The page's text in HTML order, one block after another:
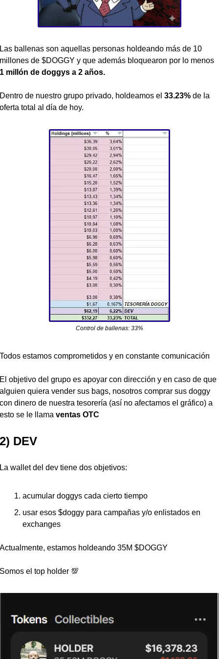
ballenas son aquellas personas holdeando más de 10
millones de $DOGGY y que además bloquearon por lo menos
millón de doggys a 2 años.
de nuestro grupo privado, holdeamos el 33.23% de la
total al día de hoy.
Control de ballenas: 33%
estamos comprometidos y en constante comunicación
objetivo del grupo es apoyar con dirección y en caso de que
quiera vender sus bags, nosotros comprar sus doggy
dinero de nuestra tesorería (así no afectamos el gráfico) a
se le llama ventas OTC
DEV
wallet del dev tiene dos objetivos:
acumular doggys cada cierto tiempo
usar esos $doggy para campañas y/o enlistados en
exchanges
estamos holdeando 35M $DOGGY
el top holder 💯